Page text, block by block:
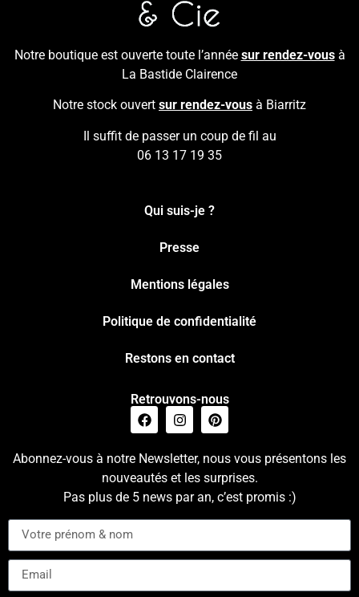
Notre boutique est ouverte toute l’année sur rendez-vousà
La Bastide Clairence
Notre stock ouvert sur rendez-vous à Biarritz
Il suffit de passer un coup de fil au
06 13 17 19 35
Qui suis-je ?
Presse
Mentions légales
Politique de confidentialité
Restons en contact
Retrouvons-nous
Abonnez-vous à notre Newsletter, nous vous présentons les
nouveautés et les surprises.
Pas plus de 5 news par an, c’est promis :)